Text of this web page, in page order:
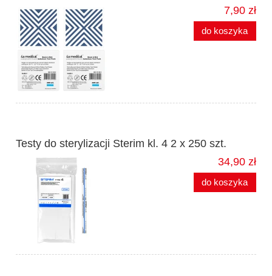
7,90 zł
do koszyka
Testy do sterylizacji Sterim kl. 4 2 x 250 szt.
34,90 zł
do koszyka